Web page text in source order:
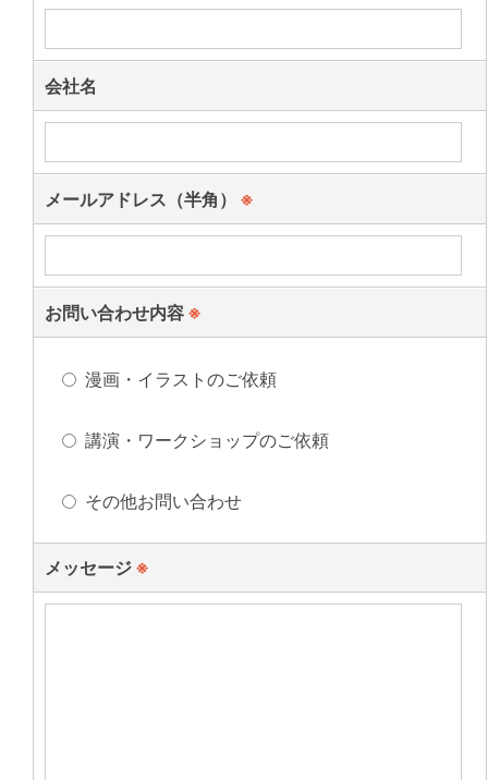
会社名
メールアドレス（半角） ※
お問い合わせ内容 ※
漫画・イラストのご依頼
講演・ワークショップのご依頼
その他お問い合わせ
メッセージ ※